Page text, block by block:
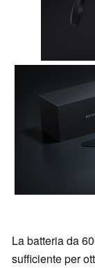
La batteria da
sufficiente per